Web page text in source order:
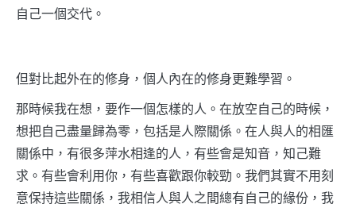
自己一個交代。
但對比起外在的修身，個人內在的修身更難學習。
那時候我在想，要作一個怎樣的人。在放空自己的時候，
想把自己盡量歸為零，包括是人際關係。在人與人的相匯
關係中，有很多萍水相逢的人，有些會是知音，知己難
求。有些會利用你，有些喜歡跟你較勁。我們其實不用刻
意保持這些關係，我相信人與人之間總有自己的緣份，我